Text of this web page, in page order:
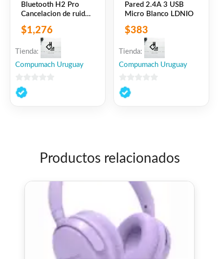
Bluetooth H2 Pro
Cancelacion de ruido
Blanco QCY By
Xiaomi (Caja Dañada)
$1,276
Tienda:
Compumach Uruguay
0
de
Pared 2.4A 3 USB
Micro Blanco LDNIO
$383
Tienda:
Compumach Uruguay
0
de
Productos relacionados